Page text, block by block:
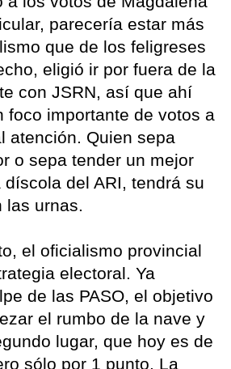
parecería estar más
que de los feligreses
eligió ir por fuera de la
con JSRN, así que ahí
foco importante de votos a
atención. Quien sepa
o sepa tender un mejor
del ARI, tendrá su
las urnas.
el oficialismo provincial
electoral. Ya
de las PASO, el objetivo
el rumbo de la nave y
lugar, que hoy es de
sólo por 1 punto. La